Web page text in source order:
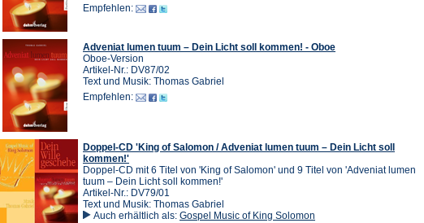
Empfehlen:
Adveniat lumen tuum – Dein Licht soll kommen! - Oboe
Oboe-Version
Artikel-Nr.: DV87/02
Text und Musik: Thomas Gabriel
Empfehlen:
Doppel-CD 'King of Salomon / Adveniat lumen tuum – Dein Licht soll
kommen!'
Doppel-CD mit 6 Titel von 'King of Salomon' und 9 Titel von 'Adveniat lumen
tuum – Dein Licht soll kommen!'
Artikel-Nr.: DV79/01
Text und Musik: Thomas Gabriel
Auch erhältlich als: Gospel Music of King Solomon